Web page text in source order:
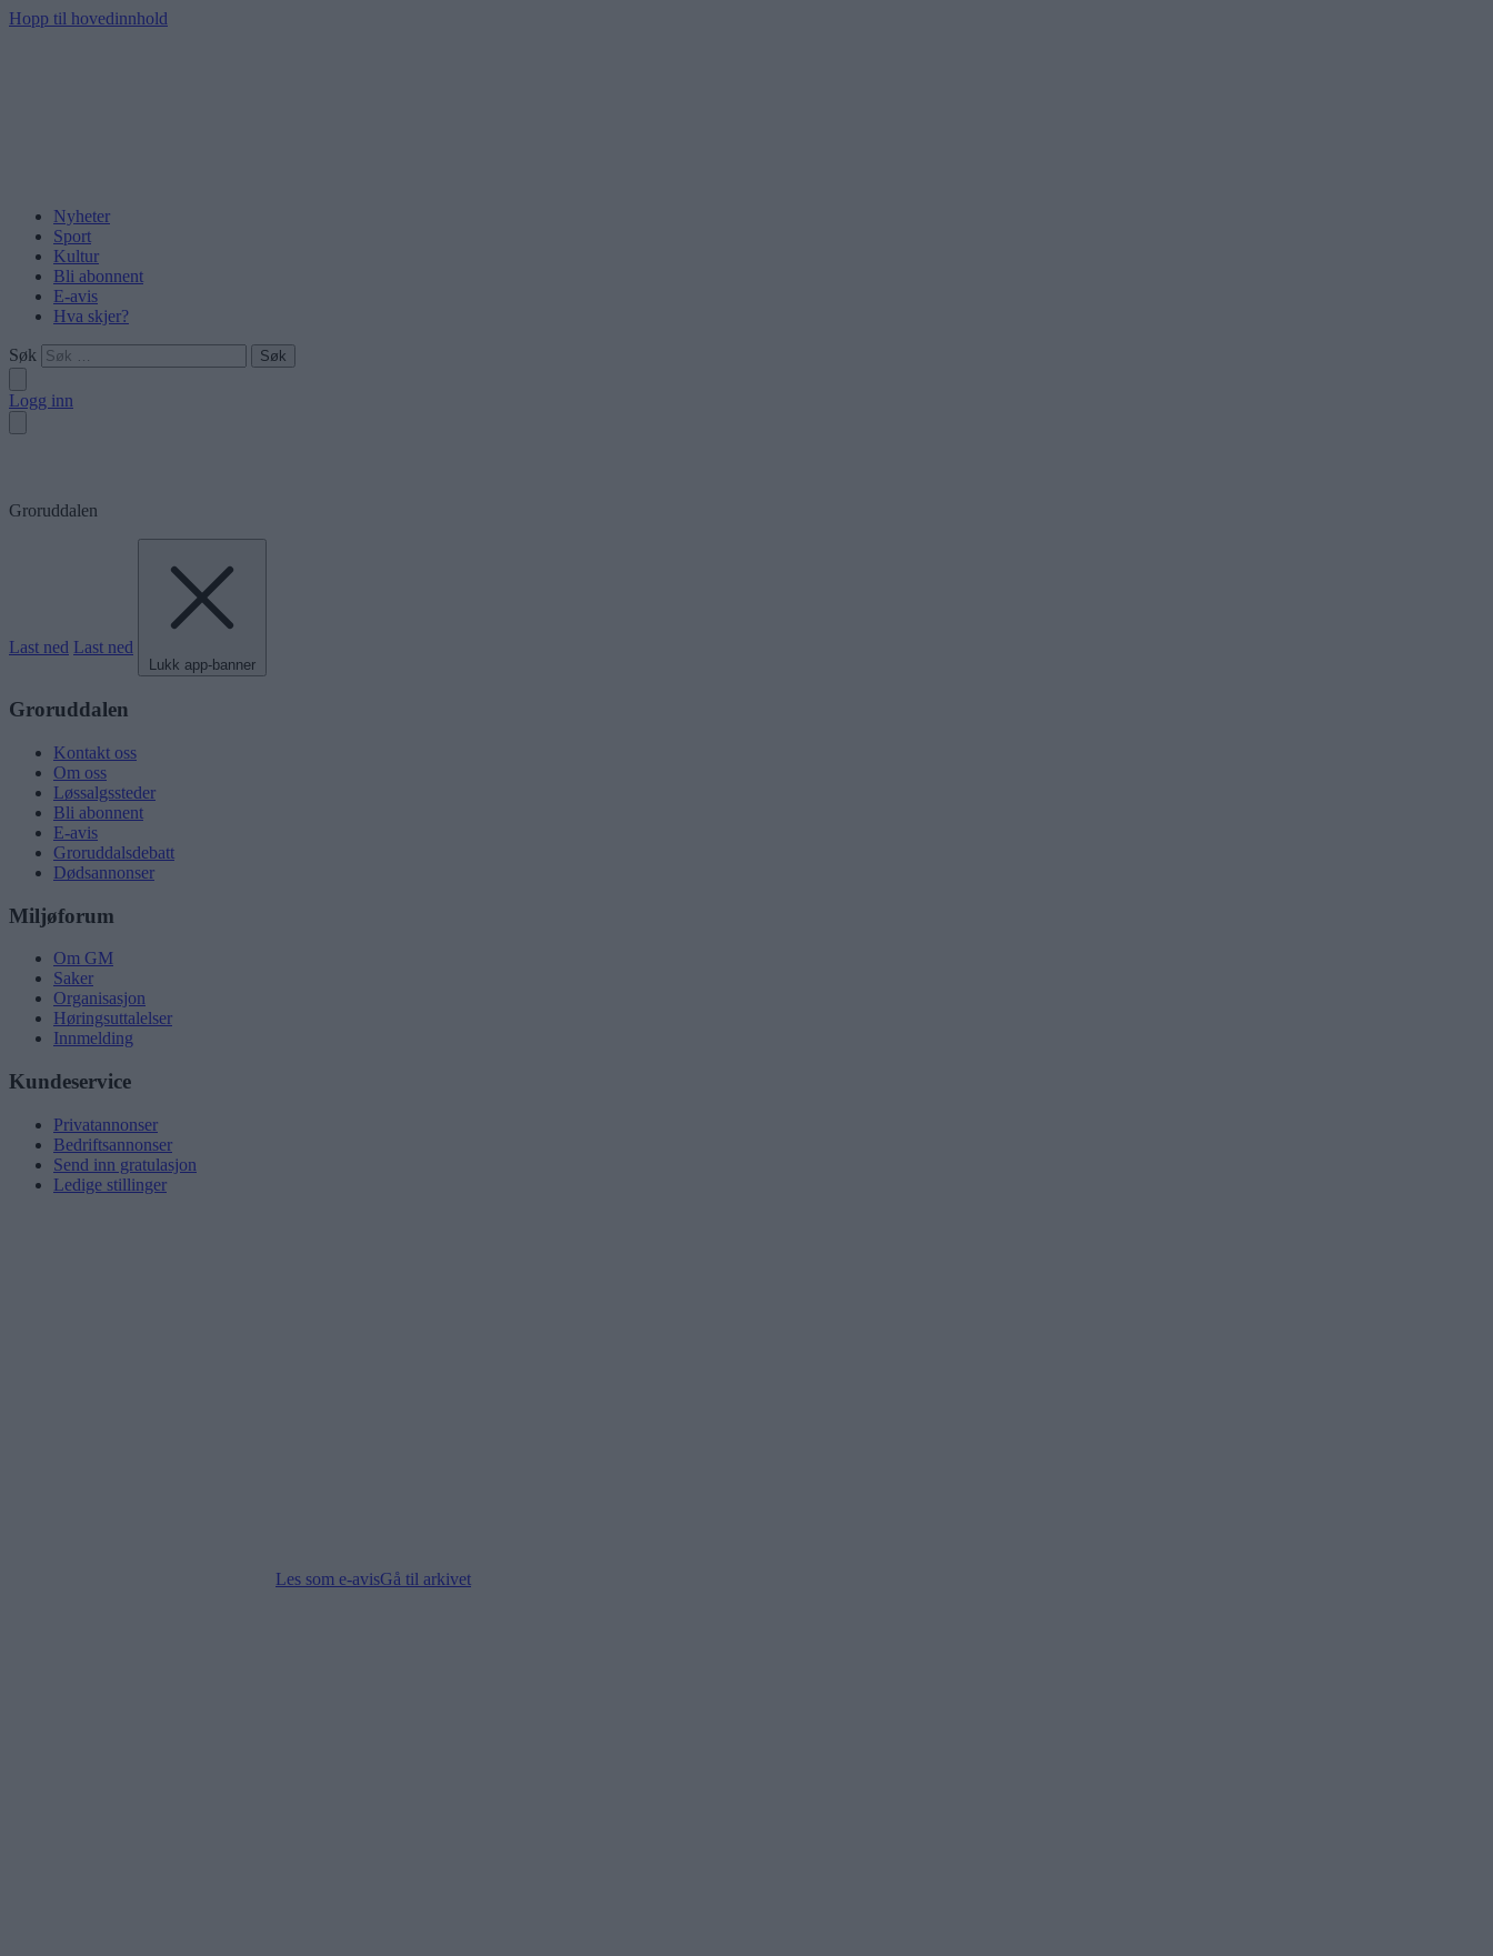
Hopp til hovedinnhold
Nyheter
Sport
Kultur
Bli abonnent
E-avis
Hva skjer?
Søk
Logg inn
Groruddalen
Last ned Last ned
Lukk app-banner
Groruddalen
Kontakt oss
Om oss
Løssalgssteder
Bli abonnent
E-avis
Groruddalsdebatt
Dødsannonser
Miljøforum
Om GM
Saker
Organisasjon
Høringsuttalelser
Innmelding
Kundeservice
Privatannonser
Bedriftsannonser
Send inn gratulasjon
Ledige stillinger
Les som e-avisGå til arkivet